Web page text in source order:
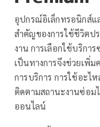
อุปกรณ์อิเล็กทรอนิกส์แ
สำคัญของการใช้ชีวิตป
งาน การเลือกใช้บริกา
เป็นทางการจึงช่วยเพิ่
การบริการ การใช้อะไ
ติดตามสถานะงานซ่อม
ออนไลน์